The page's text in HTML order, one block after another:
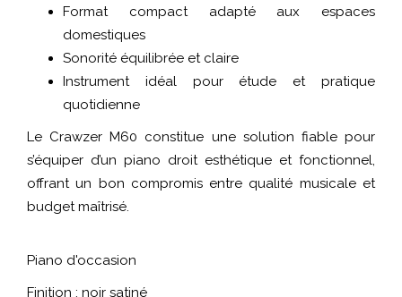
Format compact adapté aux espaces
domestiques
Sonorité équilibrée et claire
Instrument idéal pour étude et pratique
quotidienne
Le Crawzer M60 constitue une solution fiable pour
s’équiper d’un piano droit esthétique et fonctionnel,
offrant un bon compromis entre qualité musicale et
budget maîtrisé.
Piano d'occasion
Finition : noir satiné